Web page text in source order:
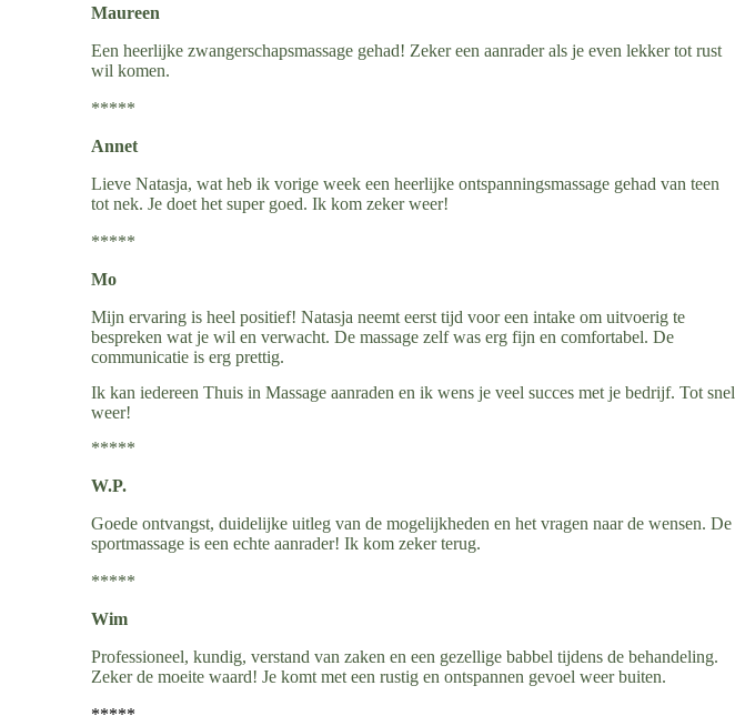
Maureen
Een heerlijke zwangerschapsmassage gehad! Zeker een aanrader als je even lekker tot rust
wil komen.
*****
Annet
Lieve Natasja, wat heb ik vorige week een heerlijke ontspanningsmassage gehad van teen
tot nek. Je doet het super goed. Ik kom zeker weer!
*****
Mo
Mijn ervaring is heel positief! Natasja neemt eerst tijd voor een intake om uitvoerig te
bespreken wat je wil en verwacht. De massage zelf was erg fijn en comfortabel. De
communicatie is erg prettig.
Ik kan iedereen Thuis in Massage aanraden en ik wens je veel succes met je bedrijf. Tot snel
weer!
*****
W.P.
Goede ontvangst, duidelijke uitleg van de mogelijkheden en het vragen naar de wensen. De
sportmassage is een echte aanrader! Ik kom zeker terug.
*****
Wim
Professioneel, kundig, verstand van zaken en een gezellige babbel tijdens de behandeling.
Zeker de moeite waard! Je komt met een rustig en ontspannen gevoel weer buiten.
*****